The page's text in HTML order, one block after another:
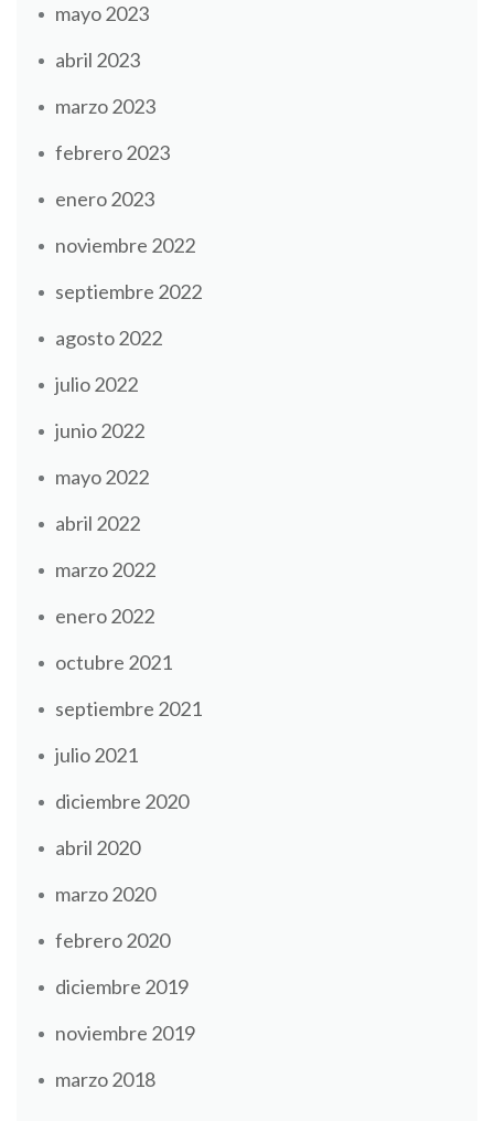
mayo 2023
abril 2023
marzo 2023
febrero 2023
enero 2023
noviembre 2022
septiembre 2022
agosto 2022
julio 2022
junio 2022
mayo 2022
abril 2022
marzo 2022
enero 2022
octubre 2021
septiembre 2021
julio 2021
diciembre 2020
abril 2020
marzo 2020
febrero 2020
diciembre 2019
noviembre 2019
marzo 2018